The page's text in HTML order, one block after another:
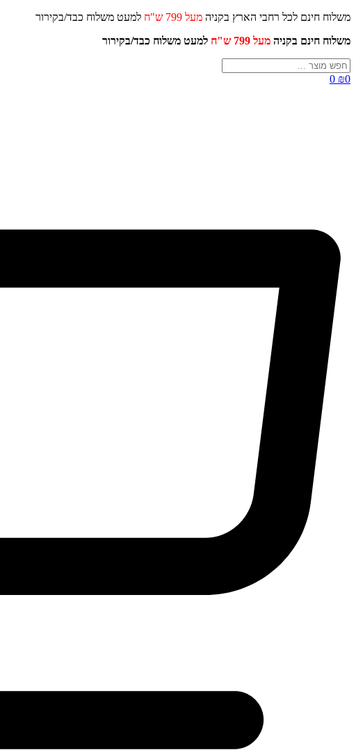
דלג
משלוח חינם לכל רחבי הארץ בקניה מעל 799 ש"ח למעט משלוח כבד/
משלוח חינם בקניה מעל 799 ש"ח למעט משלוח כבד/בקירור
Search
...
₪0
0